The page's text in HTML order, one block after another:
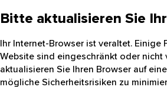
Bitte aktualisieren Sie
Ihr Internet-Browser ist veraltet. Einige
Website sind eingeschränkt oder nicht
aktualisieren Sie Ihren Browser auf
mögliche Sicherheitsrisiken zu